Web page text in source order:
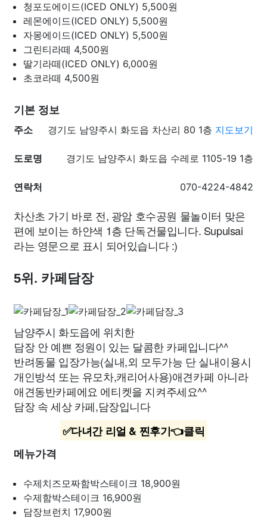
청포도에이드(ICED ONLY) 5,500원
레몬에이드(ICED ONLY) 5,500원
자몽에이드(ICED ONLY) 5,500원
그린티라떼 4,500원
딸기라떼(ICED ONLY) 6,000원
초코라떼 4,500원
기본 정보
주소
경기도 남양주시 화도읍 차산리 80 1층 지도보기
도로명 경기도 남양주시 화도읍 수레로 1105-19 1층
연락처 070-4224-4842
차산초 가기 바로 전, 광암 호수공원 물놀이터 맞은
편에 보이는 하얀색 1층 단독건물입니다. Supulsai
라는 영문으로 표시 되어있습니다 :)
5위. 카페담장
남양주시 화도읍에 위치한
담장 안 예쁜 정원이 있는 달콤한 카페입니다^^
반려동물 입장가능(실내,외 모두가능 단 실내이용시
개인방석 또는 유모차,캐리어사용)애견카페 아니라
애견동반카페에요 에티켓을 지켜주세요^^
담장 속 세상 카페,담장입니다
✅다녀간 리얼 & 찐후기👈클릭
메뉴가격
수제치즈모짜함박스테이크 18,900원
수제함박스테이크 16,900원
담장브런치 17,900원